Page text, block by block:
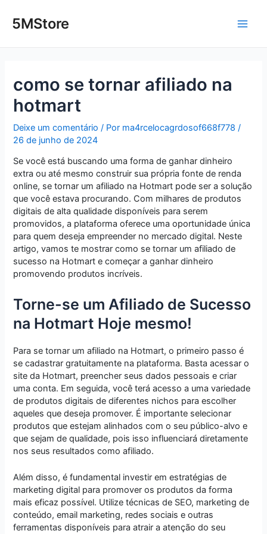
para5MStore
como se tornar afiliado na
hotmart
Deixe um comentário / Por ma4rcelocagrdosof668f778/
26 de junho de 2024
Se você está buscando uma forma de ganhar dinheiro
extra ou até mesmo construir sua própria fonte de renda
online, se tornar um afiliado na Hotmart pode ser a solução
que você estava procurando. Com milhares de produtos
digitais de alta qualidade disponíveis para serem
promovidos, a plataforma oferece uma oportunidade única
para quem deseja empreender no mercado digital. Neste
artigo, vamos te mostrar como se tornar um afiliado de
sucesso na Hotmart e começar a ganhar dinheiro
promovendo produtos incríveis.
Torne-se um Afiliado de Sucesso
na Hotmart Hoje mesmo!
Para se tornar um afiliado na Hotmart, o primeiro passo é
se cadastrar gratuitamente na plataforma. Basta acessar o
site da Hotmart, preencher seus dados pessoais e criar
uma conta. Em seguida, você terá acesso a uma variedade
de produtos digitais de diferentes nichos para escolher
aqueles que deseja promover. É importante selecionar
produtos que estejam alinhados com o seu público-alvo e
que sejam de qualidade, pois isso influenciará diretamente
nos seus resultados como afiliado.
Além disso, é fundamental investir em estratégias de
marketing digital para promover os produtos da forma
mais eficaz possível. Utilize técnicas de SEO, marketing de
conteúdo, email marketing, redes sociais e outras
ferramentas disponíveis para atrair a atenção do seu
navigation